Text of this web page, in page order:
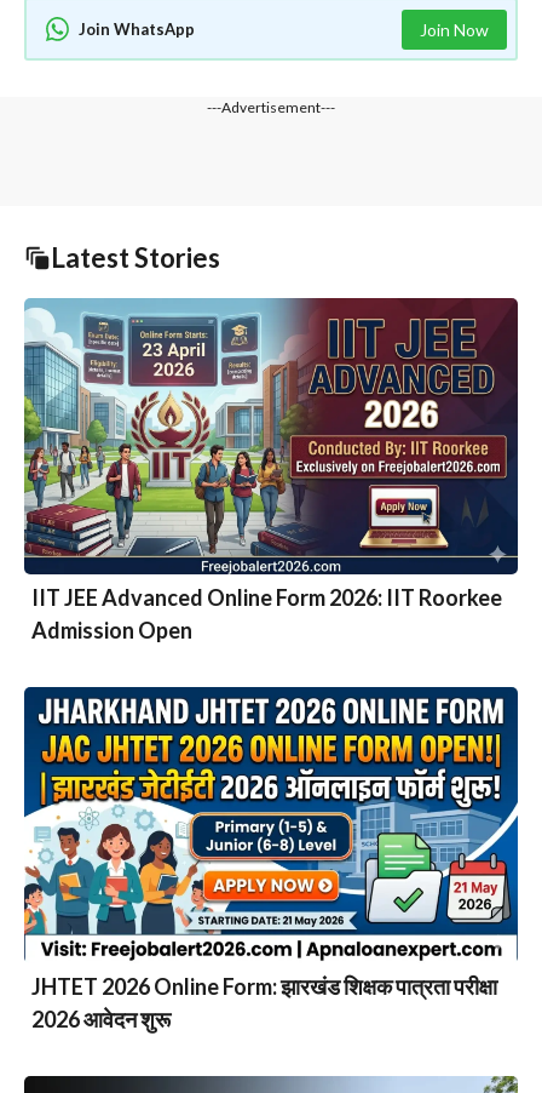
Join WhatsApp Join Now
---Advertisement---
Latest Stories
IIT JEE Advanced Online Form 2026: IIT Roorkee
Admission Open
JHTET 2026 Online Form: झारखंड शिक्षक पात्रता परीक्षा
2026 आवेदन शुरू